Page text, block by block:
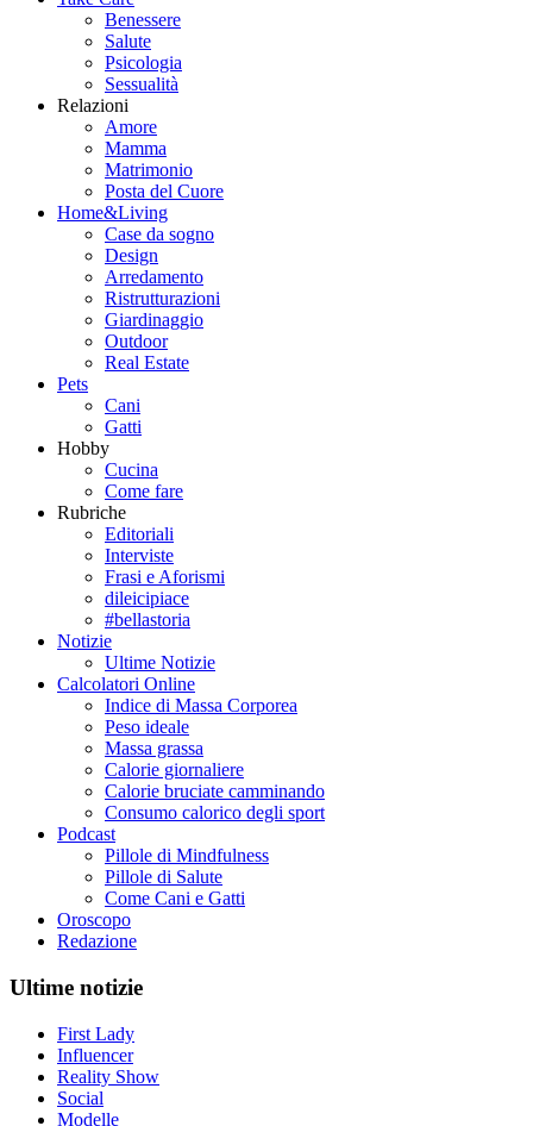
Benessere
Salute
Psicologia
Sessualità
Relazioni
Amore
Mamma
Matrimonio
Posta del Cuore
Home&Living
Case da sogno
Design
Arredamento
Ristrutturazioni
Giardinaggio
Outdoor
Real Estate
Pets
Cani
Gatti
Hobby
Cucina
Come fare
Rubriche
Editoriali
Interviste
Frasi e Aforismi
dileicipiace
#bellastoria
Notizie
Ultime Notizie
Calcolatori Online
Indice di Massa Corporea
Peso ideale
Massa grassa
Calorie giornaliere
Calorie bruciate camminando
Consumo calorico degli sport
Podcast
Pillole di Mindfulness
Pillole di Salute
Come Cani e Gatti
Oroscopo
Redazione
Ultime notizie
First Lady
Influencer
Reality Show
Social
Modelle